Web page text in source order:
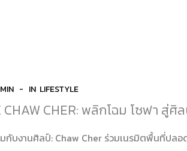
IN LIFESTYLE
CHER: พลิกโฉม โซฟา สู่
กับงานศิลป์: Chaw Cher ร่วมเนรมิตพื้นที่ปลอ